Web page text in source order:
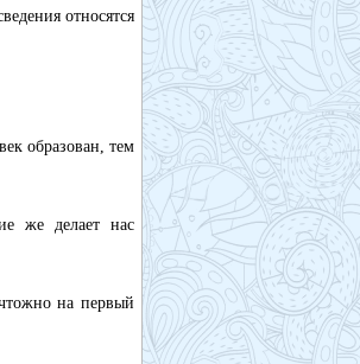
относятся
образован, тем
же делает нас
на первый